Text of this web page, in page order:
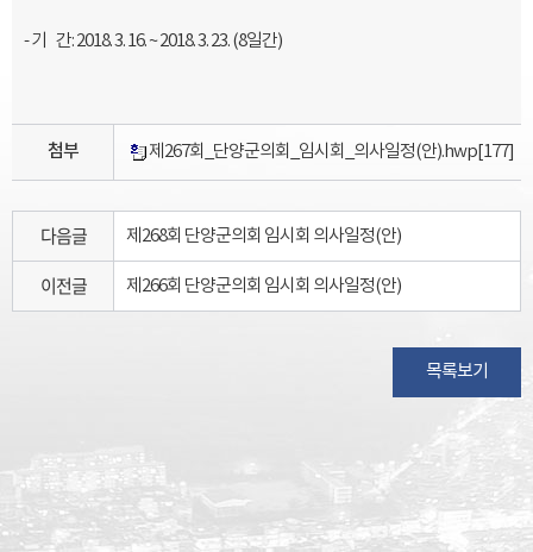
- 기 간: 2018. 3. 16. ~ 2018. 3. 23. (8일간)
첨부 제267회_단양군의회_임시회_의사일정(안).hwp[177]
다음글 제268회 단양군의회 임시회 의사일정(안)
이전글 제266회 단양군의회 임시회 의사일정(안)
목록보기